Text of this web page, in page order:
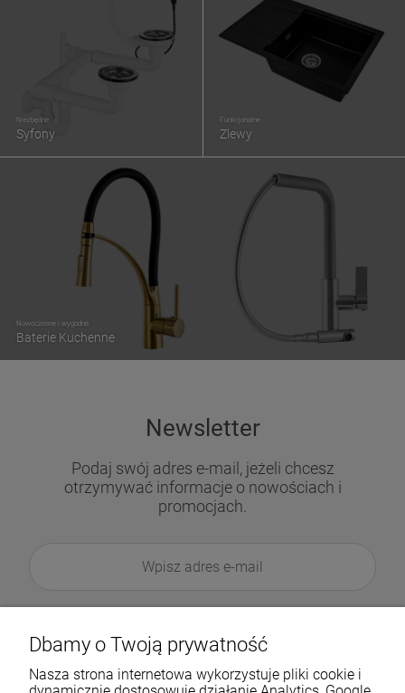
Nowoczesne i wygodne
Baterie Kuchenne
Niezbędne
Syfony
Funkcjonalne
Zlewy
Newsletter
Podaj swój adres e-mail, jeżeli chcesz
otrzymywać informacje o nowościach i
promocjach.
Dbamy o Twoją prywatność
Nasza strona internetowa wykorzystuje pliki cookie i